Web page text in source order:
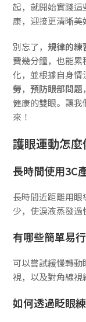
起，就開始實踐
康，迎接更清晰美
別忘了，規律的練
費幾分鐘，也能
化，並根據自身
勞，預防眼部問題
健康的雙眼。讓
來！
護眼運動怎
長時間使用3C
長時間近距離用
少，使淚液蒸發過
有哪些簡單易
可以嘗試緩慢轉
視，以及對角線視
如何透過眨眼